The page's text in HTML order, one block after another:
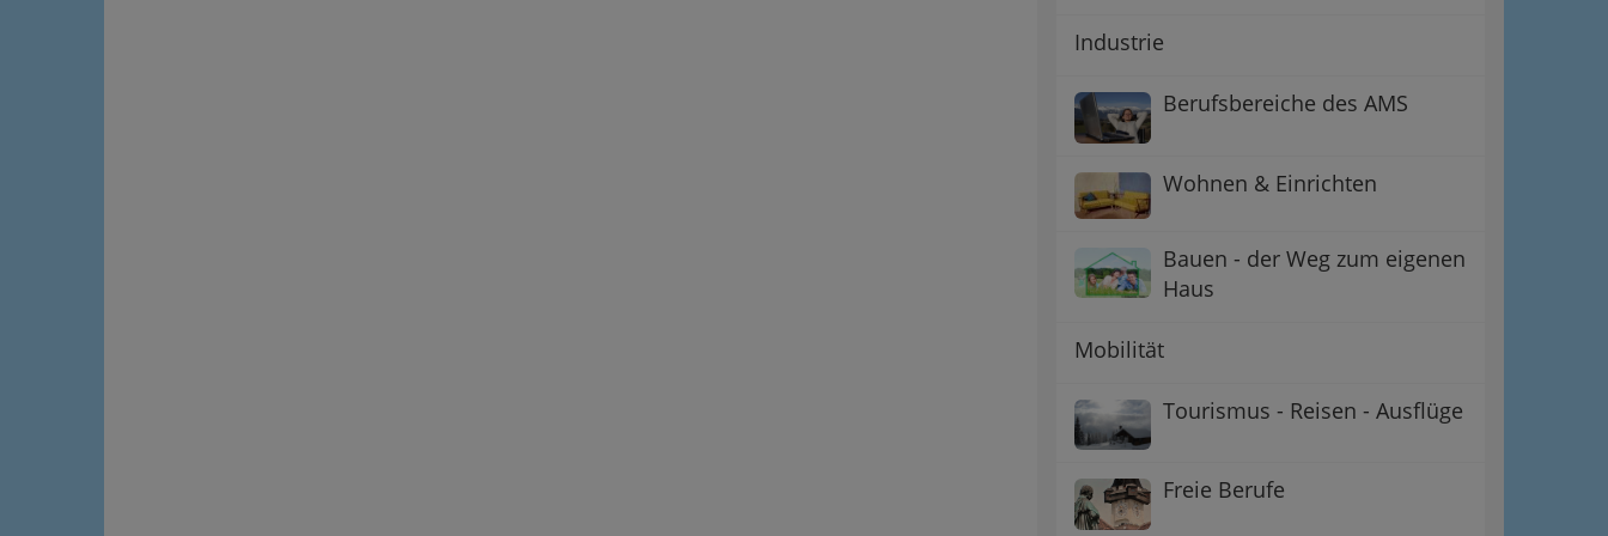
Industrie
Berufsbereiche des AMS
Wohnen & Einrichten
Bauen - der Weg zum eigenen
Haus
Mobilität
Tourismus - Reisen - Ausflüge
Freie Berufe